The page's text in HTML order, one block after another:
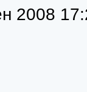
2008